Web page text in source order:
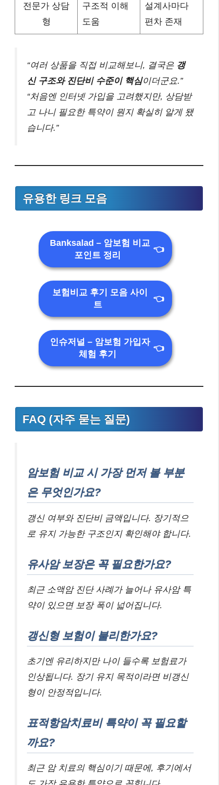
전문가 상담
형
구조적 이해
도움
설계사마다
편차 존재
“여러 상품을 직접 비교해보니, 결국은 갱
신 구조와 진단비 수준이 핵심이더군요.”
“처음엔 인터넷 가입을 고려했지만, 상담받
고 나니 필요한 특약이 뭔지 확실히 알게 됐
습니다.”
유용한 링크 모음
Banksalad – 암보험 비교
포인트 정리
👈
보험비교 후기 모음 사이
트
👈
인슈저널 – 암보험 가입자
체험 후기
👈
FAQ (자주 묻는 질문)
암보험 비교 시 가장 먼저 볼 부분
은 무엇인가요?
갱신 여부와 진단비 금액입니다. 장기적으
로 유지 가능한 구조인지 확인해야 합니다.
유사암 보장은 꼭 필요한가요?
최근 소액암 진단 사례가 늘어나 유사암 특
약이 있으면 보장 폭이 넓어집니다.
갱신형 보험이 불리한가요?
초기엔 유리하지만 나이 들수록 보험료가
인상됩니다. 장기 유지 목적이라면 비갱신
형이 안정적입니다.
표적항암치료비 특약이 꼭 필요할
까요?
최근 암 치료의 핵심이기 때문에, 후기에서